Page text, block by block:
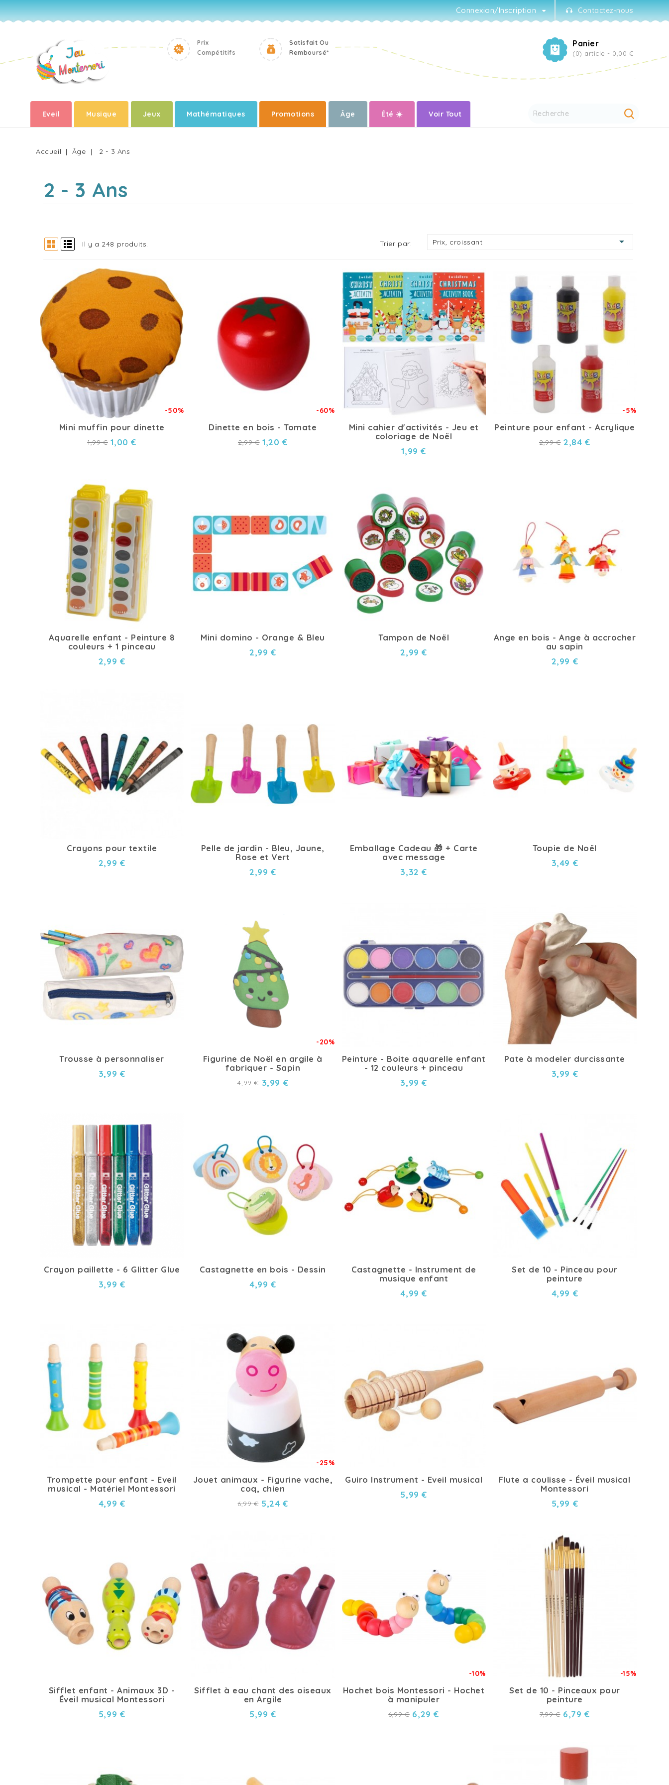
Contactez-nous
Connexion/Inscription
Panier
(0) article - 0,00 €
Prix
Compétitifs
Satisfait Ou
Remboursé*
Eveil Musique Jeux Mathématiques Promotions Âge Été ☀️ Voir Tout
Accueil Âge 2 - 3 Ans
2 - 3 Ans
Il y a 248 produits. Trier par: Prix, croissant 
Mini muffin pour dinette
1,99 €
-50%
1,00 €
Dinette en bois - Tomate
2,99 €
-60%
1,20 €
Mini cahier d'activités - Jeu et
coloriage de Noël
1,99 €
Peinture pour enfant - Acrylique
2,99 €
-5%
2,84 €
Aquarelle enfant - Peinture 8
couleurs + 1 pinceau
2,99 €
Mini domino - Orange & Bleu
2,99 €
Tampon de Noël
2,99 €
Ange en bois - Ange à accrocher
au sapin
2,99 €
Crayons pour textile
2,99 €
Pelle de jardin - Bleu, Jaune,
Rose et Vert
2,99 €
Emballage Cadeau 🎁 + Carte
avec message
3,32 €
Toupie de Noël
3,49 €
Trousse à personnaliser
3,99 €
Figurine de Noël en argile à
fabriquer - Sapin
4,99 €
-20%
3,99 €
Peinture - Boite aquarelle enfant
- 12 couleurs + pinceau
3,99 €
Pate à modeler durcissante
3,99 €
Crayon paillette - 6 Glitter Glue
3,99 €
Castagnette en bois - Dessin
4,99 €
Castagnette - Instrument de
musique enfant
4,99 €
Set de 10 - Pinceau pour
peinture
4,99 €
Trompette pour enfant - Eveil
musical - Matériel Montessori
4,99 €
Jouet animaux - Figurine vache,
coq, chien
6,99 €
-25%
5,24 €
Guiro Instrument - Eveil musical
5,99 €
Flute a coulisse - Éveil musical
Montessori
5,99 €
Sifflet enfant - Animaux 3D -
Éveil musical Montessori
5,99 €
Sifflet à eau chant des oiseaux
en Argile
5,99 €
Hochet bois Montessori - Hochet
à manipuler
6,99 €
-10%
6,29 €
Set de 10 - Pinceaux pour
peinture
7,99 €
-15%
6,79 €